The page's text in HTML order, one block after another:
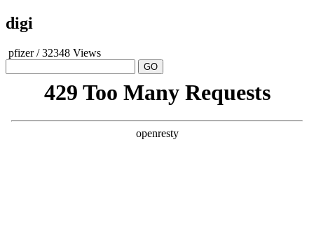
digi
pfizer/32348 Views
GO